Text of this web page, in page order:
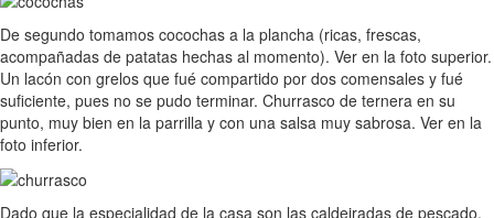
De segundo tomamos cocochas a la plancha (ricas, frescas,
acompañadas de patatas hechas al momento). Ver en la foto superior.
Un lacón con grelos que fué compartido por dos comensales y fué
suficiente, pues no se pudo terminar. Churrasco de ternera en su
punto, muy bien en la parrilla y con una salsa muy sabrosa. Ver en la
foto inferior.
Dado que la especialidad de la casa son las caldeiradas de pescado,